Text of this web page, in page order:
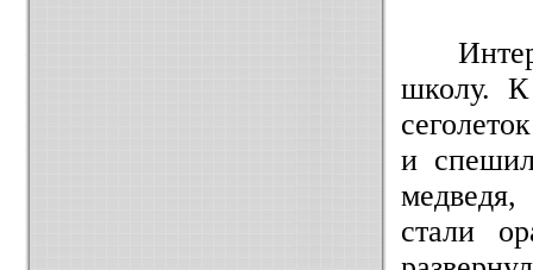
школу. К
и
стали